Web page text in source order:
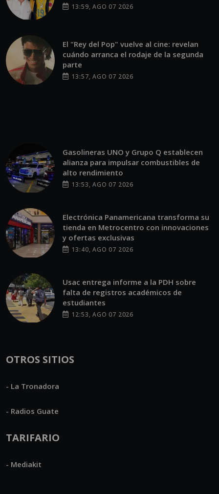
13:59, AGO 07 2026
El "Rey del Pop" vuelve al cine: revelan
cuándo arranca el rodaje de la segunda
parte
13:57, AGO 07 2026
Gasolineras UNO y Grupo Q establecen
alianza para impulsar combustibles de
alto rendimiento
13:53, AGO 07 2026
Electrónica Panamericana transforma su
tienda en Metrocentro con innovaciones
y ofertas exclusivas
13:40, AGO 07 2026
Usac entrega informe a la PDH sobre
falta de registros académicos de
estudiantes
12:53, AGO 07 2026
OTROS SITIOS
- La Tronadora
- Radios Guate
TARIFARIO
- Mediakit